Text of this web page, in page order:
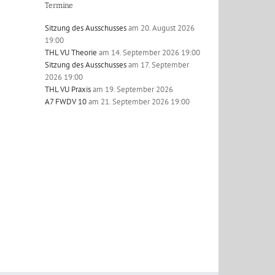
Termine
Sitzung des Ausschussesam 20. August 2026
19:00
THL VU Theorie am 14. September 2026 19:00
Sitzung des Ausschussesam 17. September
2026 19:00
THL VU Praxisam 19. September 2026
A7 FWDV 10am 21. September 2026 19:00